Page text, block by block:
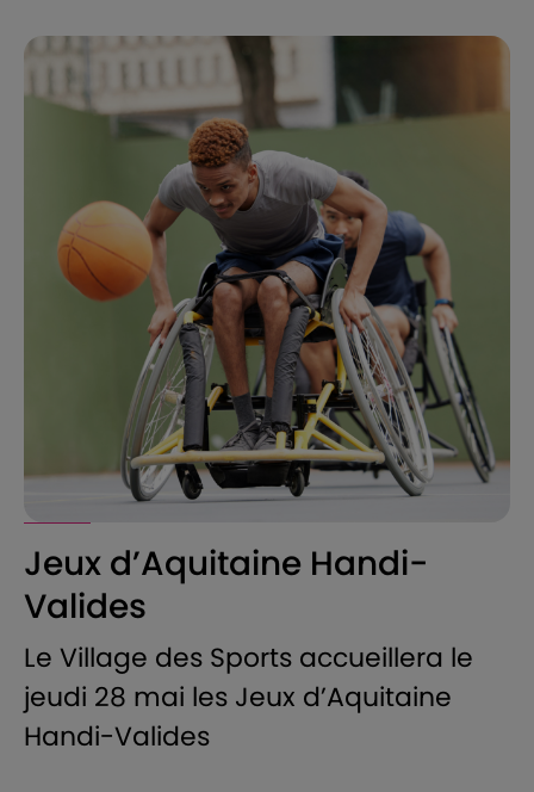
Jeux d’Aquitaine Handi-
Valides
Le Village des Sports accueillera le
jeudi 28 mai les Jeux d’Aquitaine
Handi-Valides